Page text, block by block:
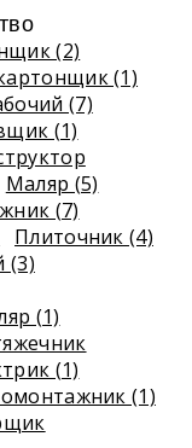
(2)
(1)
(7)
(1)
Маляр (5)
(7)
Плиточник (4)
(3)
(1)
(1)
(1)